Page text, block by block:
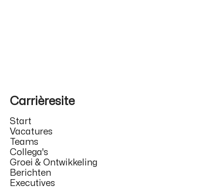
Carrièresite
Start
Vacatures
Teams
Collega's
Groei & Ontwikkeling
Berichten
Executives